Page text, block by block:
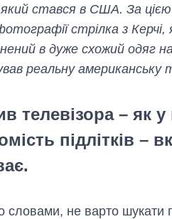
стався в США. За
стрілка з
в дуже схожий одяг
реальну американську
телевізора – як у
підлітків –
не варто шукати